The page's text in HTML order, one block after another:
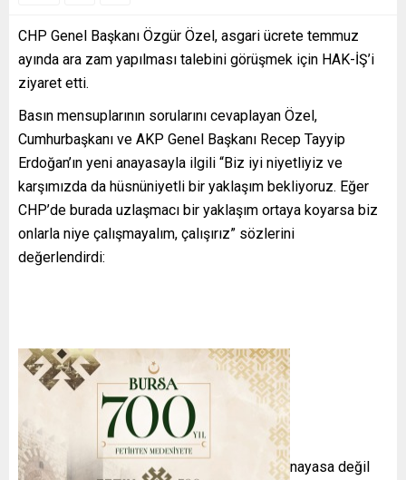
CHP Genel Başkanı Özgür Özel, asgari ücrete temmuz
ayında ara zam yapılması talebini görüşmek için HAK-İŞ’i
ziyaret etti.
Basın mensuplarının sorularını cevaplayan Özel,
Cumhurbaşkanı ve AKP Genel Başkanı Recep Tayyip
Erdoğan’ın yeni anayasayla ilgili “Biz iyi niyetliyiz ve
karşımızda da hüsnüniyetli bir yaklaşım bekliyoruz. Eğer
CHP’de burada uzlaşmacı bir yaklaşım ortaya koyarsa biz
onlarla niye çalışmayalım, çalışırız” sözlerini
değerlendirdi:
‘ANAYASAYA ÖNCE UYALIM’
“Siz bir anayasa fikrinin insanı değilseniz, anayasa değil